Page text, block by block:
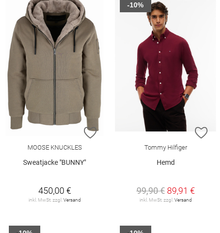
ZUR WUNSCHLISTE HINZUFÜGEN
MOOSE KNUCKLES
Sweatjacke "BUNNY"
450,00 €
inkl. MwSt. zzgl. Versand
Tommy Hilfiger
Hemd
99,90 € 89,91 €
inkl. MwSt. zzgl. Versand
-10%